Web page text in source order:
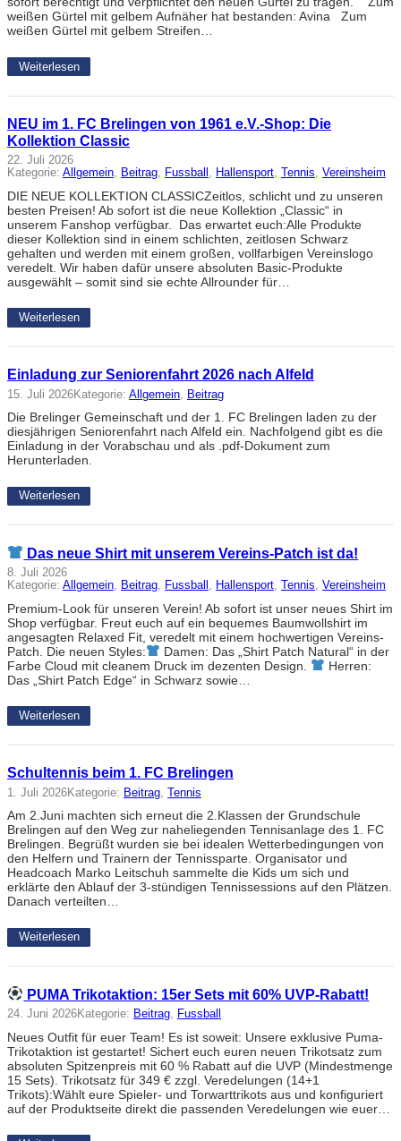
weißen Gürtel mit gelbem Aufnäher hat bestanden: Avina Zum
weißen Gürtel mit gelbem Streifen…
Weiterlesen
NEU im 1. FC Brelingen von 1961 e.V.-Shop: Die
Kollektion Classic
22. Juli 2026
Kategorie: Allgemein, Beitrag, Fussball , Hallensport, Tennis, Vereinsheim
DIE NEUE KOLLEKTION CLASSICZeitlos, schlicht und zu unseren
besten Preisen! Ab sofort ist die neue Kollektion „Classic“ in
unserem Fanshop verfügbar. Das erwartet euch:Alle Produkte
dieser Kollektion sind in einem schlichten, zeitlosen Schwarz
gehalten und werden mit einem großen, vollfarbigen Vereinslogo
veredelt. Wir haben dafür unsere absoluten Basic-Produkte
ausgewählt – somit sind sie echte Allrounder für…
Weiterlesen
Einladung zur Seniorenfahrt 2026 nach Alfeld
15. Juli 2026Kategorie: Allgemein Beitrag
Die Brelinger Gemeinschaft und der 1. FC Brelingen laden zu der
diesjährigen Seniorenfahrt nach Alfeld ein. Nachfolgend gibt es die
Einladung in der Vorabschau und als .pdf-Dokument zum
Herunterladen.
Weiterlesen
Das neue Shirt mit unserem Vereins-Patch ist da!
8. Juli 2026
Kategorie: Allgemein, Beitrag, Fussball , Hallensport, Tennis, Vereinsheim
Premium-Look für unseren Verein! Ab sofort ist unser neues Shirt im
Shop verfügbar. Freut euch auf ein bequemes Baumwollshirt im
angesagten Relaxed Fit, veredelt mit einem hochwertigen Vereins-
Patch. Die neuen Styles:
Damen: Das „Shirt Patch Natural“ in der
Farbe Cloud mit cleanem Druck im dezenten Design.
Herren:
Das „Shirt Patch Edge“ in Schwarz sowie…
Weiterlesen
Schultennis beim 1. FC Brelingen
1. Juli 2026Kategorie: Beitrag Tennis
Am 2.Juni machten sich erneut die 2.Klassen der Grundschule
Brelingen auf den Weg zur naheliegenden Tennisanlage des 1. FC
Brelingen. Begrüßt wurden sie bei idealen Wetterbedingungen von
den Helfern und Trainern der Tennissparte. Organisator und
Headcoach Marko Leitschuh sammelte die Kids um sich und
erklärte den Ablauf der 3-stündigen Tennissessions auf den Plätzen.
Danach verteilten…
Weiterlesen
PUMA Trikotaktion: 15er Sets mit 60% UVP-Rabatt!
24. Juni 2026Kategorie: Beitrag, Fussball
Neues Outfit für euer Team! Es ist soweit: Unsere exklusive Puma-
Trikotaktion ist gestartet! Sichert euch euren neuen Trikotsatz zum
absoluten Spitzenpreis mit 60 % Rabatt auf die UVP (Mindestmenge
15 Sets). Trikotsatz für 349 € zzgl. Veredelungen (14+1
Trikots):Wählt eure Spieler- und Torwarttrikots aus und konfiguriert
auf der Produktseite direkt die passenden Veredelungen wie euer…